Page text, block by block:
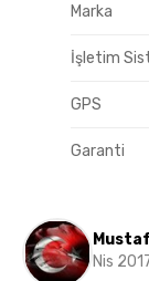
Marka
İşletim
GPS
Garanti
Nis